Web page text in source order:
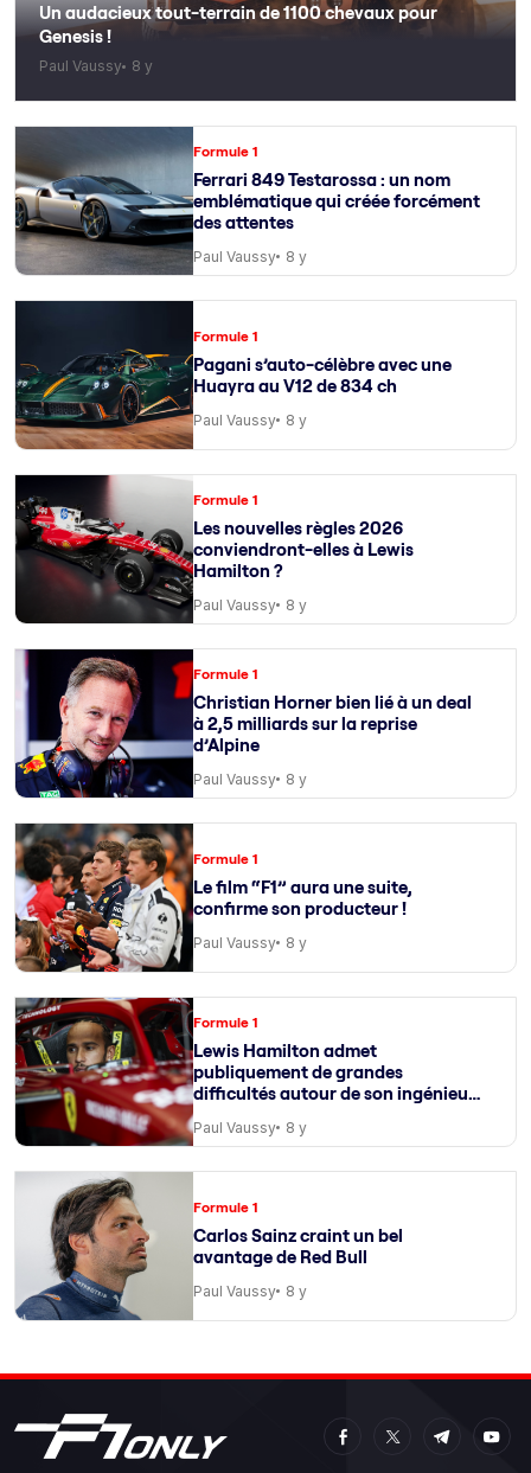
Un audacieux tout-terrain de 1100 chevaux pour
Genesis !
Paul Vaussy 8 y
Formule 1
Ferrari 849 Testarossa : un nom
emblématique qui créée forcément
des attentes
Paul Vaussy 8 y
Formule 1
Pagani s’auto-célèbre avec une
Huayra au V12 de 834 ch
Paul Vaussy 8 y
Formule 1
Les nouvelles règles 2026
conviendront-elles à Lewis
Hamilton ?
Paul Vaussy 8 y
Formule 1
Christian Horner bien lié à un deal
à 2,5 milliards sur la reprise
d’Alpine
Paul Vaussy 8 y
Formule 1
Le film “F1” aura une suite,
confirme son producteur !
Paul Vaussy 8 y
Formule 1
Lewis Hamilton admet
publiquement de grandes
difficultés autour de son ingénieur
Paul Vaussy 8 y
Formule 1
Carlos Sainz craint un bel
avantage de Red Bull
Paul Vaussy 8 y